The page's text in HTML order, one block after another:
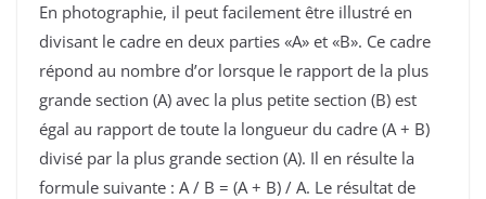
En photographie, il peut facilement être illustré en
divisant le cadre en deux parties «A» et «B». Ce cadre
répond au nombre d’or lorsque le rapport de la plus
grande section (A) avec la plus petite section (B) est
égal au rapport de toute la longueur du cadre (A + B)
divisé par la plus grande section (A). Il en résulte la
formule suivante : A / B = (A + B) / A. Le résultat de